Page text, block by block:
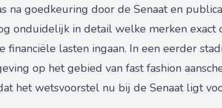
na goedkeuring door de Senaat en
onduidelijk in detail welke merken
financiële lasten ingaan. In een eerder
op het gebied van fast fashion
het wetsvoorstel nu bij de Senaat ligt